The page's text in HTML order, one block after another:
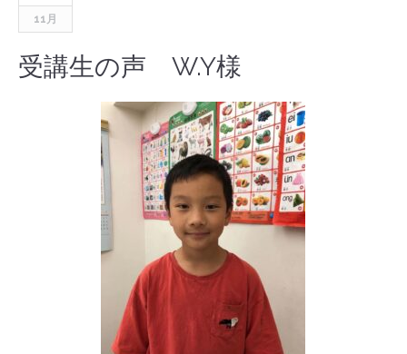
11月
受講生の声 W.Y様